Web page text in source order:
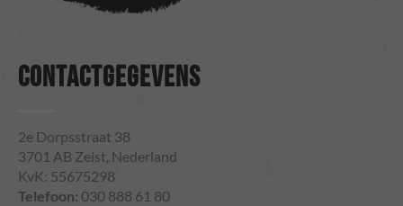
CONTACTGEGEVENS
2e Dorpsstraat 38
3701 AB Zeist, Nederland
KvK: 55675298
Telefoon: 030 888 61 80